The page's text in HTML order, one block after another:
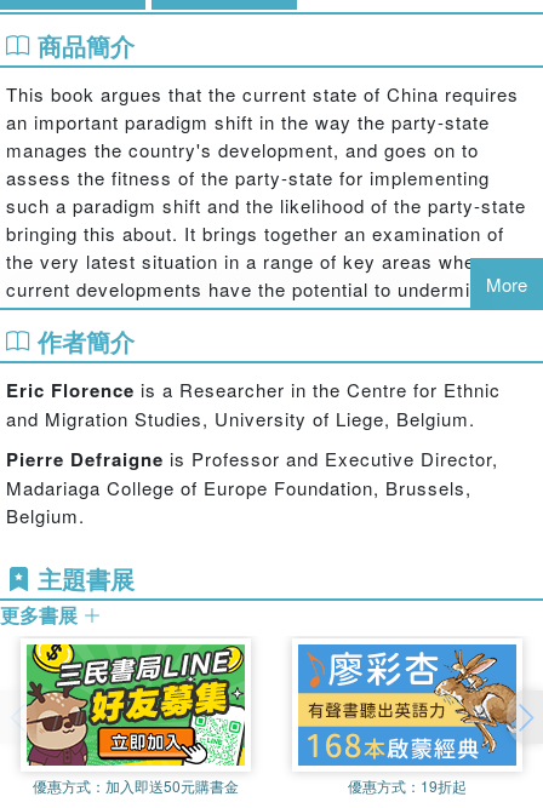
商品簡介
This book argues that the current state of China requires
an important paradigm shift in the way the party-state
manages the country's development, and goes on to
assess the fitness of the party-state for implementing
such a paradigm shift and the likelihood of the party-state
bringing this about. It brings together an examination of
the very latest situation in a range of key areas where
current developments have the potential to undermine
substantially the status quo, areas such as the recent
economic crisis and the resulting economic slowdown,
increasing labour unrest, mounting calls for social justice,
worsening urban-rural disparity, the urgent need to
implement social welfare programmes, the rise of civil
society, and the impact of new media. Overall, the book
provides a thorough appraisal of the difficulties which
China currently faces.
More
作者簡介
Eric Florence is a Researcher in the Centre for Ethnic
and Migration Studies, University of Liege, Belgium.
Pierre Defraigne is Professor and Executive Director,
Madariaga College of Europe Foundation, Brussels,
Belgium.
主題書展
更多書展
優惠方式： 加入即送50元購書金 優惠方式： 19折起